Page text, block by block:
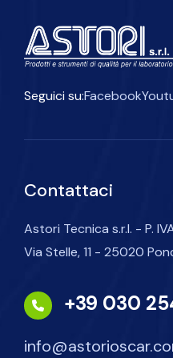
Seguici su:Facebook
Contattaci
Astori Tecnica s.r.l. - P.
Via Stelle, 11 - 25020
+39 030